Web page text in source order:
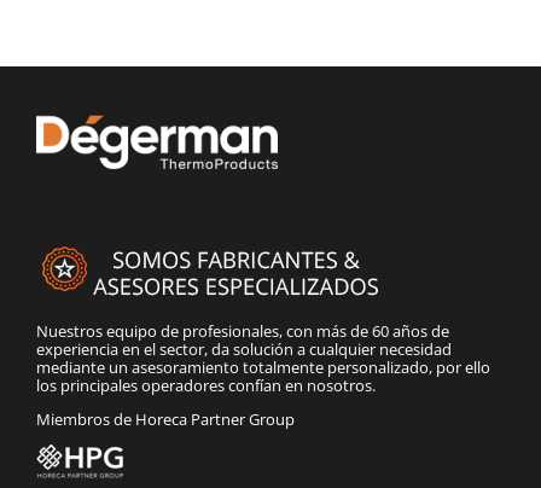
Nuestros equipo de profesionales, con más de 60 años de
experiencia en el sector, da solución a cualquier necesidad
mediante un asesoramiento totalmente personalizado, por ello
los principales operadores confían en nosotros.
Miembros de Horeca Partner Group